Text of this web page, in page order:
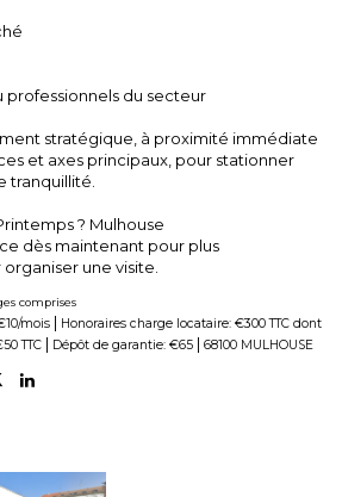
professionnels du secteur
stratégique, à proximité immédiate
et axes principaux, pour stationner
tranquillité.
? Mulhouse
dès maintenant pour plus
une visite.
comprises
mois | Honoraires charge locataire: €300 TTC dont
TTC | Dépôt de garantie: €65 | 68100 MULHOUSE